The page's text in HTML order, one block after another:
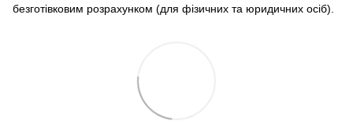
безготівковим розрахунком (для фізичних та юридичних осіб).